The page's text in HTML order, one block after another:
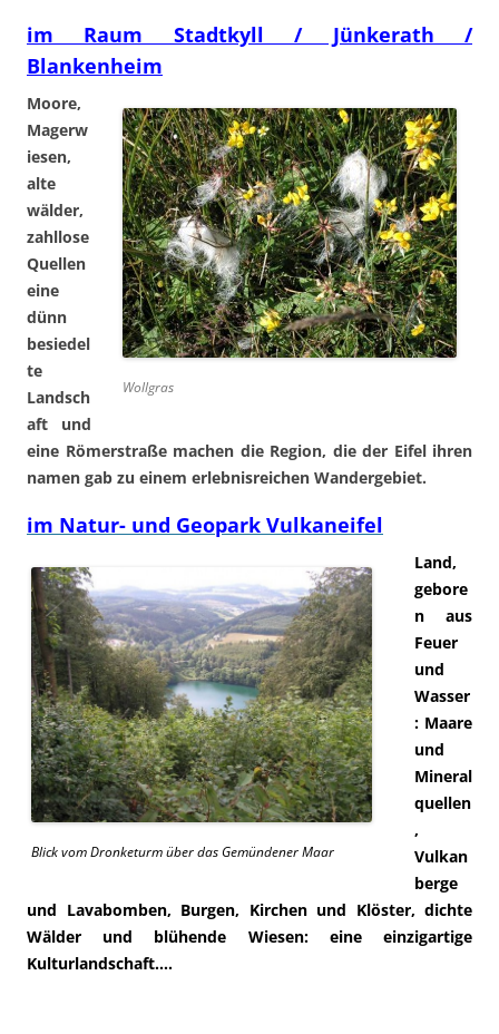
im Raum Stadtkyll / Jünkerath /
Blankenheim
Wollgras
Moore,
Magerw
iesen,
alte
wälder,
zahllose
Quellen
eine
dünn
besiedel
te
Landsch
aft und
eine Römerstraße machen die Region, die der Eifel ihren
namen gab zu einem erlebnisreichen Wandergebiet.
im Natur- und Geopark Vulkaneifel
Blick vom Dronketurm über das Gemündener Maar
Land,
gebore
n aus
Feuer
und
Wasser
: Maare
und
Mineral
quellen
,
Vulkan
berge
und Lavabomben, Burgen, Kirchen und Klöster, dichte
Wälder und blühende Wiesen: eine einzigartige
Kulturlandschaft….